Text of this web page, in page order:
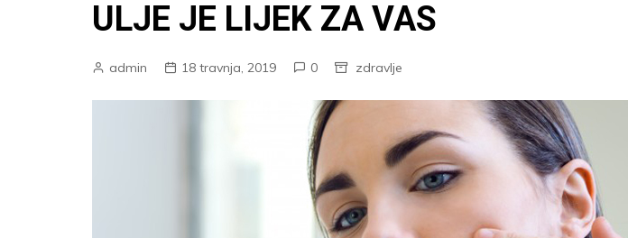
ULJE JE LIJEK ZA VAS
admin 18 travnja, 2019 0 zdravlje